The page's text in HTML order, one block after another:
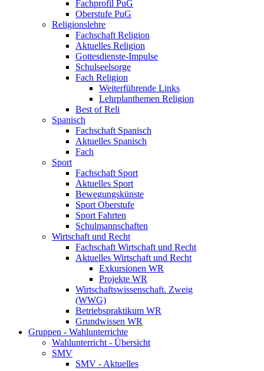
Fachprofil PuG
Oberstufe PuG
Religionslehre
Fachschaft Religion
Aktuelles Religion
Gottesdienste-Impulse
Schulseelsorge
Fach Religion
Weiterführende Links
Lehrplanthemen Religion
Best of Reli
Spanisch
Fachschaft Spanisch
Aktuelles Spanisch
Fach
Sport
Fachschaft Sport
Aktuelles Sport
Bewegungskünste
Sport Oberstufe
Sport Fahrten
Schulmannschaften
Wirtschaft und Recht
Fachschaft Wirtschaft und Recht
Aktuelles Wirtschaft und Recht
Exkursionen WR
Projekte WR
Wirtschaftswissenschaft. Zweig
(WWG)
Betriebspraktikum WR
Grundwissen WR
Gruppen - Wahlunterrichte
Wahlunterricht - Übersicht
SMV
SMV - Aktuelles